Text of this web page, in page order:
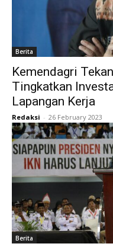
Berita
Kemendagri
Tingkatkan
Lapangan Kerja
Redaksi - 26 February 2023
Berita